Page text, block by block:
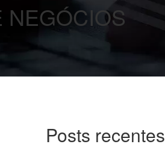
Posts recentes